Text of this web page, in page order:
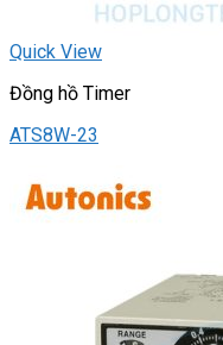
Quick View
Đồng hồ Timer
ATS8W-23